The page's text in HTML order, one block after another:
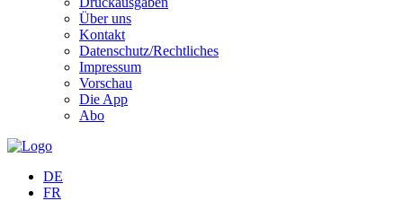
Über uns
Kontakt
Datenschutz/Rechtliches
Impressum
Vorschau
Die App
Abo
DE
FR